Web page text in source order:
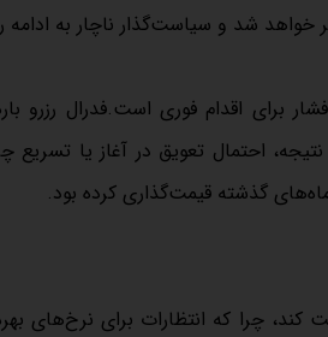
خواهد شد و سیاست‌گذار ناچار به
برای اقدام فوری است.فدرال
احتمال تعویق در آغاز یا
گذشته قیمت‌گذاری کرده بود.
کند، چرا که انتظارات برای نرخ‌های